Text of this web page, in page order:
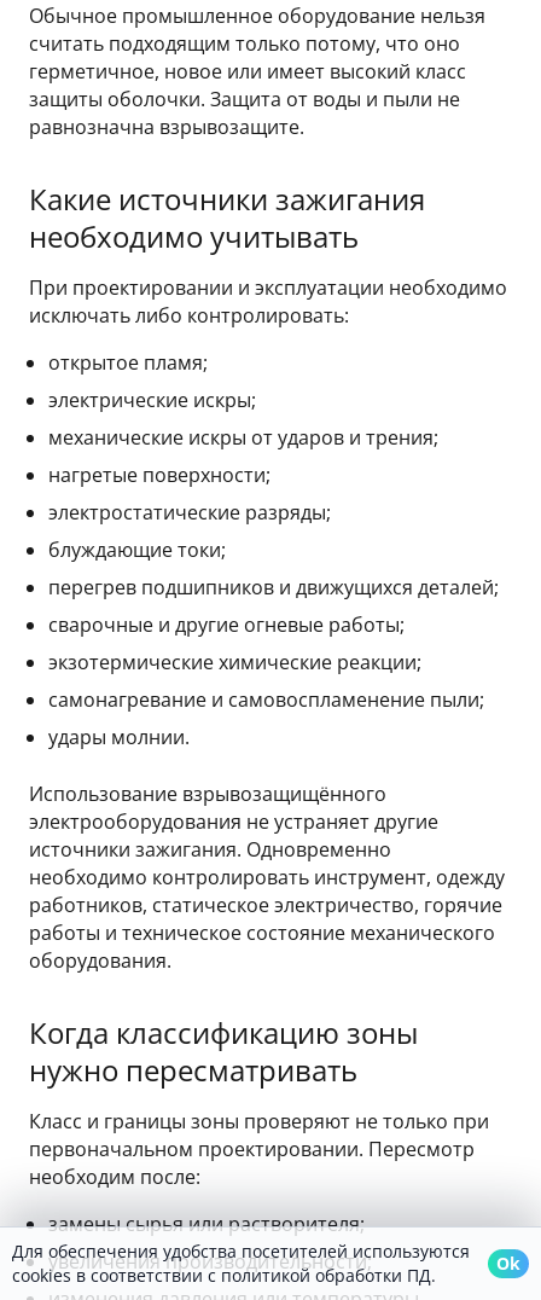
Обычное промышленное оборудование нельзя
считать подходящим только потому, что оно
герметичное, новое или имеет высокий класс
защиты оболочки. Защита от воды и пыли не
равнозначна взрывозащите.
Какие источники зажигания
необходимо учитывать
При проектировании и эксплуатации необходимо
исключать либо контролировать:
открытое пламя;
электрические искры;
механические искры от ударов и трения;
нагретые поверхности;
электростатические разряды;
блуждающие токи;
перегрев подшипников и движущихся деталей;
сварочные и другие огневые работы;
экзотермические химические реакции;
самонагревание и самовоспламенение пыли;
удары молнии.
Использование взрывозащищённого
электрооборудования не устраняет другие
источники зажигания. Одновременно
необходимо контролировать инструмент, одежду
работников, статическое электричество, горячие
работы и техническое состояние механического
оборудования.
Когда классификацию зоны
нужно пересматривать
Класс и границы зоны проверяют не только при
первоначальном проектировании. Пересмотр
необходим после:
замены сырья или растворителя;
увеличения производительности;
Для обеспечения удобства посетителей используются
cookies в соответствии с политикой обработки ПД.
Ok